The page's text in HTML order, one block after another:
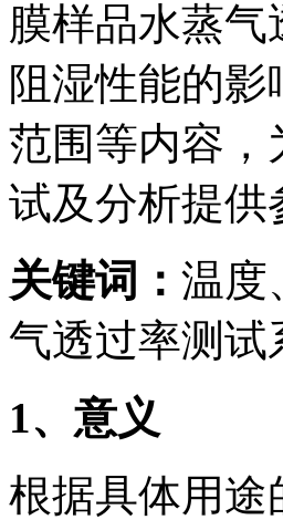
膜样品水蒸
阻湿性能的
范围等内容，
试及分析提供
关键词： 温度
气透过率测试
1、意义
根据具体用途